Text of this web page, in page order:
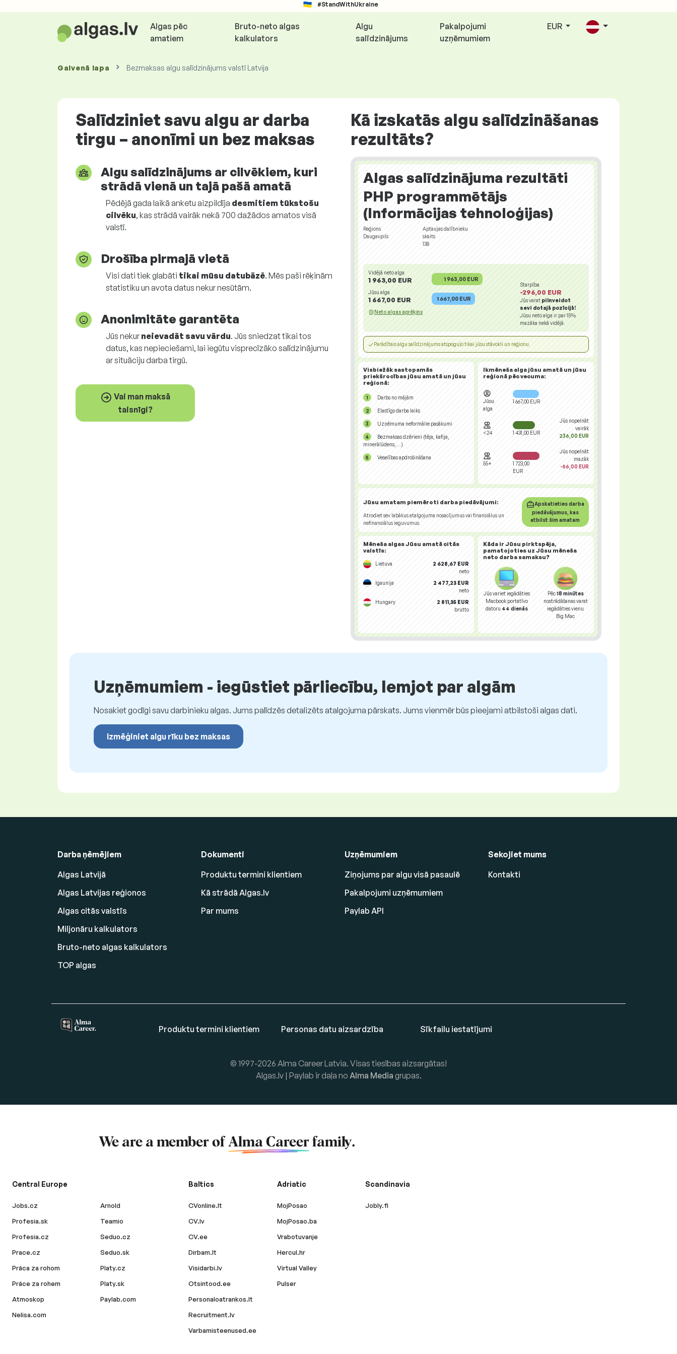
#StandWithUkraine
Algas pēc
amatiem
Bruto-neto algas
kalkulators
Algu
salīdzinājums
Pakalpojumi
uzņēmumiem
EUR
Galvenā lapa Bezmaksas algu salīdzinājums valstī Latvija
Salīdziniet savu algu ar darba
tirgu – anonīmi un bez maksas
Algu salīdzinājums ar cilvēkiem, kuri
strādā vienā un tajā pašā amatā
Pēdējā gada laikā anketu aizpildīja desmitiem tūkstošu
cilvēku, kas strādā vairāk nekā 700 dažādos amatos visā
valstī.
Drošība pirmajā vietā
Visi dati tiek glabāti tikai mūsu datubāzē. Mēs paši rēķinām
statistiku un avota datus nekur nesūtām.
Anonimitāte garantēta
Jūs nekur neievadāt savu vārdu. Jūs sniedzat tikai tos
datus, kas nepieciešami, lai iegūtu visprecīzāko salīdzinājumu
ar situāciju darba tirgū.
Vai man maksā
taisnīgi?
Kā izskatās algu salīdzināšanas
rezultāts?
Algas salīdzinājuma rezultāti
PHP programmētājs
(Informācijas tehnoloģijas)
Reģions
Daugavpils
Aptaujas dalībnieku
skaits
138
Vidējā neto alga
1 963,00 EUR 1 963,00 EUR
Jūsu alga
1 667,00 EUR 1 667,00 EUR
Neto algas aprēķins
Starpība
-296,00 EUR
Jūs varat pilnveidot
sevi dotajā pozīcijā!
Jūsu neto alga ir par15%
mazāka nekā vidējā.
Parādītais algu salīdzinājums atspoguļo tikai jūsu stāvokli un reģionu.
Visbiežāk sastopamās
priekšrocības jūsu amatā un jūsu
reģionā:
Darbs no mājām
Elastīgs darba laiks
Uzņēmuma neformālie pasākumi
Bezmaksas dzērieni (tēja, kafija,
minerālūdens, ...)
Veselības apdrošināšana
Ikmēneša alga jūsu amatā un jūsu
reģionā pēc vecuma:
Jūsu
alga
1 667,00 EUR
<24 1 431,00 EUR
Jūs nopelnāt
vairāk
236,00 EUR
55+
1 723,00
EUR
Jūs nopelnāt
mazāk
-56,00 EUR
Jūsu amatam piemēroti darba piedāvājumi:
Atrodiet sev labākus atalgojuma nosacījumus vai finansiālus un
nefinansiālus ieguvumus.
Apskatieties darba
piedāvājumus, kas
atbilst šim amatam
Mēneša algas Jūsu amatā citās
valstīs:
Lietuva
2 628,67 EUR
neto
Igaunija
2 477,23 EUR
neto
Hungary
2 811,35 EUR
brutto
Kāda ir Jūsu pirktspēja,
pamatojoties uz Jūsu mēneša
neto darba samaksu?
Jūs variet iegādāties
Macbook portatīvo
datoru 44 dienās
Pēc18 minūtes
nostrādāšanas varat
iegādāties vienu
Big Mac
Uzņēmumiem - iegūstiet pārliecību, lemjot par algām
Nosakiet godīgi savu darbinieku algas. Jums palīdzēs detalizēts atalgojuma pārskats. Jums vienmēr būs pieejami atbilstoši algas dati.
Izmēģiniet algu rīku bez maksas
Darba ņēmējiem
Algas Latvijā
Algas Latvijas reģionos
Algas citās valstīs
Miljonāru kalkulators
Bruto-neto algas kalkulators
TOP algas
Dokumenti
Produktu termini klientiem
Kā strādā Algas.lv
Par mums
Uzņēmumiem
Ziņojums par algu visā pasaulē
Pakalpojumi uzņēmumiem
Paylab API
Sekojiet mums
Kontakti
Produktu termini klientiem Personas datu aizsardzība Sīkfailu iestatījumi
© 1997-2026 Alma Career Latvia. Visas tiesības aizsargātas!
Algas.lv | Paylab ir daļa no Alma Media grupas.
We are a member of Alma Careerfamily.
Central Europe
Jobs.cz
Profesia.sk
Profesia.cz
Prace.cz
Práca za rohom
Práce za rohem
Atmoskop
Nelisa.com
Arnold
Teamio
Seduo.cz
Seduo.sk
Platy.cz
Platy.sk
Paylab.com
Baltics
CVonline.lt
CV.lv
CV.ee
Dirbam.lt
Visidarbi.lv
Otsintood.ee
Personaloatrankos.lt
Recruitment.lv
Varbamisteenused.ee
Adriatic
MojPosao
MojPosao.ba
Vrabotuvanje
Hercul.hr
Virtual Valley
Pulser
Scandinavia
Jobly.fi